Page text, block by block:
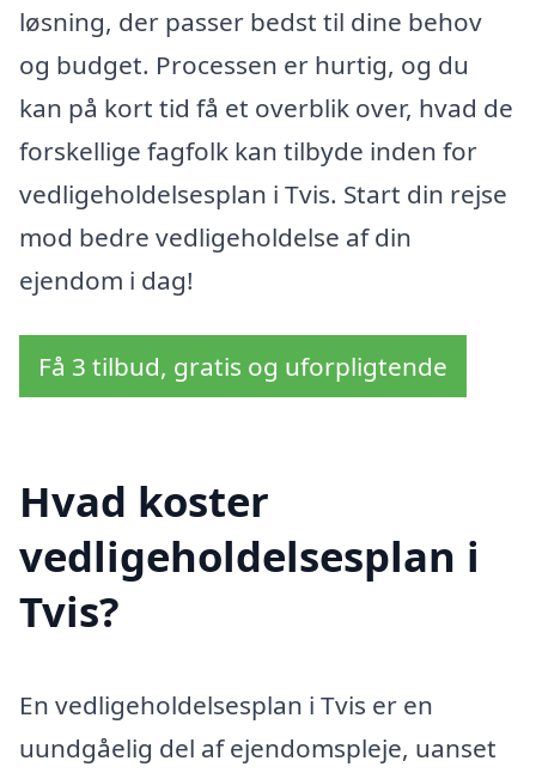
løsning, der passer bedst til dine behov
og budget. Processen er hurtig, og du
kan på kort tid få et overblik over, hvad de
forskellige fagfolk kan tilbyde inden for
vedligeholdelsesplan i Tvis. Start din rejse
mod bedre vedligeholdelse af din
ejendom i dag!
Få 3 tilbud, gratis og uforpligtende
Hvad koster
vedligeholdelsesplan i
Tvis?
En vedligeholdelsesplan i Tvis er en
uundgåelig del af ejendomspleje, uanset